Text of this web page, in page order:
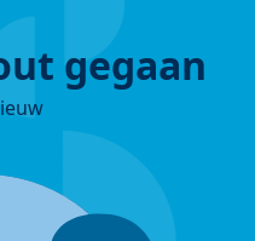
gegaan